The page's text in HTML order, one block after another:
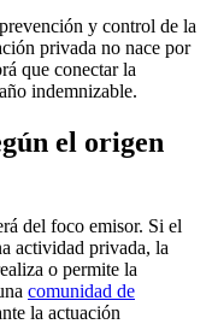
y control de la
privada no nace por
que conectar la
indemnizable.
el origen
del foco emisor. Si el
actividad privada, la
o permite la
comunidad de
la actuación